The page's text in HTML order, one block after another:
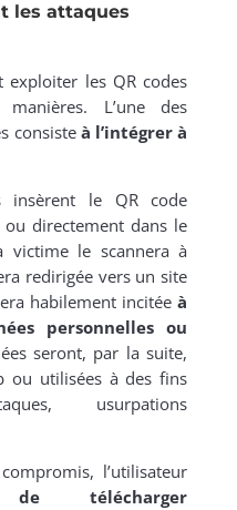
les attaques
exploiter les QR codes
L’une des
consiste à l’intégrer à
insèrent le QR code
directement dans le
victime le scannera à
redirigée vers un site
habilement incitéeà
personnelles ou
seront, par la suite,
ou utilisées à des fins
usurpations
l’utilisateur
de télécharger